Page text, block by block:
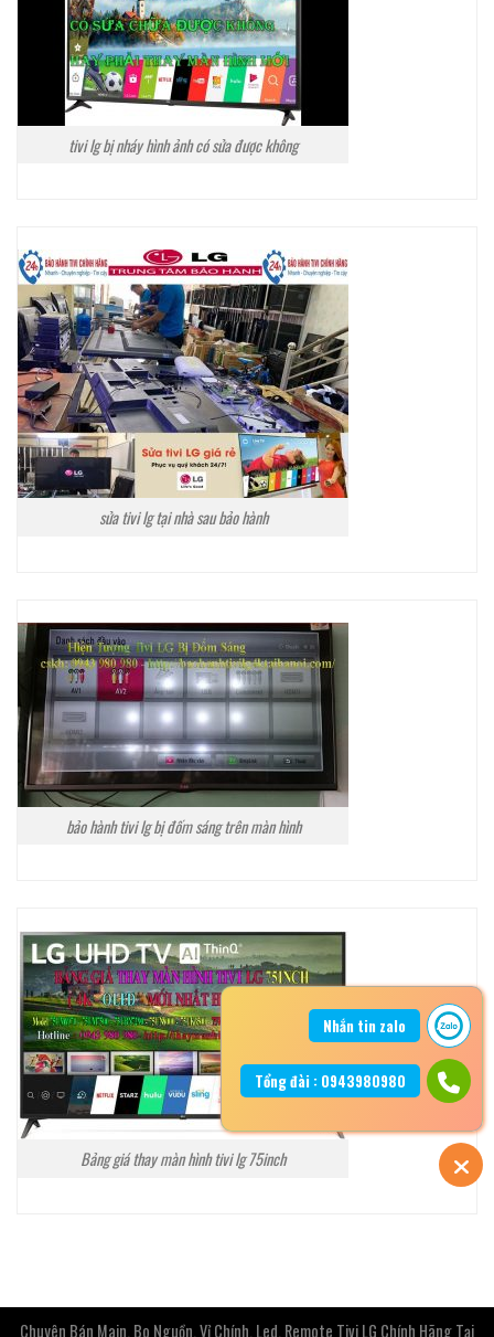
tivi lg bị nháy hình ảnh có sửa được không
sửa tivi lg tại nhà sau bảo hành
bảo hành tivi lg bị đốm sáng trên màn hình
Bảng giá thay màn hình tivi lg 75inch
Chuyên Bán Main, Bo Nguồn, Vỉ Chính, Led, Remote Tivi LG Chính Hãng Tại
Nhắn tin zalo
Tổng đài : 0943980980